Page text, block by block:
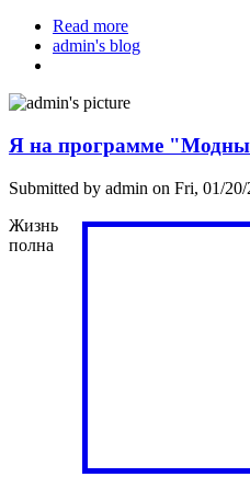
Read more
заранее
admin's blog
Я на программе
Submitted by admin on Fri, 01/
Жизнь
полна